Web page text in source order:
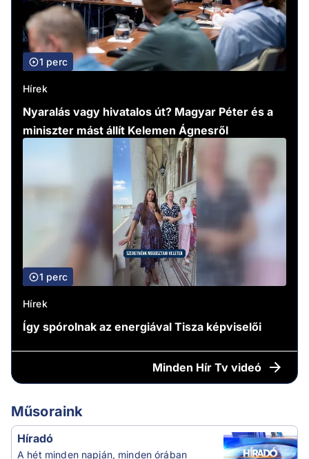
1 perc
Hírek
Nyaralás vagy hivatalos út? Magyar Péter és a
miniszter mást állít Kelemen Ágnesről
1 perc
Hírek
Így spórolnak az energiával Tisza képviselői
Minden Hír Tv videó
Műsoraink
Híradó
A hét minden napján, minden órában